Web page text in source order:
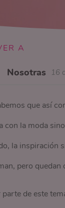
A
Nosotras 16
que así
con la moda
la inspiración
pero quedan
de este